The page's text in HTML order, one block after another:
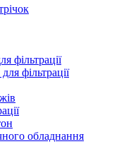
фільтрації
фільтрації
обладнання